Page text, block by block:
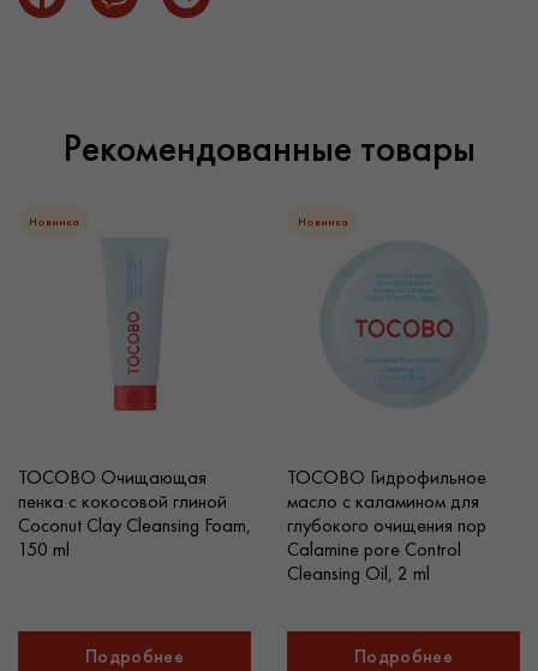
Рекомендованные товары
Новинка
TOCOBO Очищающая
пенка с кокосовой глиной
Coconut Clay Cleansing Foam,
150 ml
Подробнее
Новинка
TOCOBO Гидрофильное
масло с каламином для
глубокого очищения пор
Calamine pore Control
Cleansing Oil, 2 ml
Подробнее